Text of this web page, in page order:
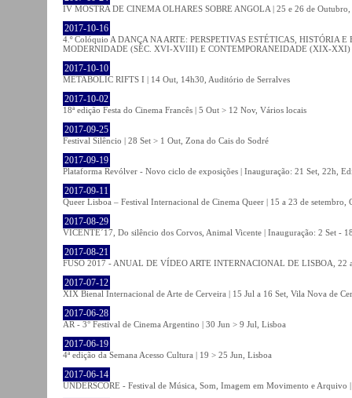
IV MOSTRA DE CINEMA OLHARES SOBRE ANGOLA | 25 e 26 de
2017-10-16
4.º Colóquio A DANÇA NA ARTE: PERSPETIVAS ESTÉTICAS, HISTÓRIA
MODERNIDADE (SÉC. XVI-XVIII) E CONTEMPORANEIDADE (XIX-XXI)
2017-10-10
METABOLIC RIFTS I | 14 Out, 14h30, Auditório de Serralves
2017-10-02
18ª edição Festa do Cinema Francês | 5 Out > 12 Nov, Vários locais
2017-09-25
Festival Silêncio | 28 Set > 1 Out, Zona do Cais do Sodré
2017-09-19
Plataforma Revólver - Novo ciclo de exposições | Inauguração: 21 Set, 22h,
2017-09-11
Queer Lisboa – Festival Internacional de Cinema Queer | 15 a 23 de setembro,
2017-08-29
VICENTE´17, Do silêncio dos Corvos, Animal Vicente | Inauguração: 2 Set -
2017-08-21
FUSO 2017 - ANUAL DE VÍDEO ARTE INTERNACIONAL DE LISBOA, 22
2017-07-12
XIX Bienal Internacional de Arte de Cerveira | 15 Jul a 16 Set, Vila Nova de
2017-06-28
AR - 3° Festival de Cinema Argentino | 30 Jun > 9 Jul, Lisboa
2017-06-19
4ª edição da Semana Acesso Cultura | 19 > 25 Jun, Lisboa
2017-06-14
UNDERSCORE - Festival de Música, Som, Imagem em Movimento e Arquivo